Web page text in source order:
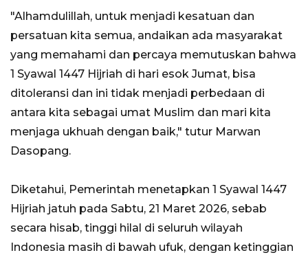
"Alhamdulillah, untuk menjadi kesatuan dan
persatuan kita semua, andaikan ada masyarakat
yang memahami dan percaya memutuskan bahwa
1 Syawal 1447 Hijriah di hari esok Jumat, bisa
ditoleransi dan ini tidak menjadi perbedaan di
antara kita sebagai umat Muslim dan mari kita
menjaga ukhuah dengan baik," tutur Marwan
Dasopang.
Diketahui, Pemerintah menetapkan 1 Syawal 1447
Hijriah jatuh pada Sabtu, 21 Maret 2026, sebab
secara hisab, tinggi hilal di seluruh wilayah
Indonesia masih di bawah ufuk, dengan ketinggian